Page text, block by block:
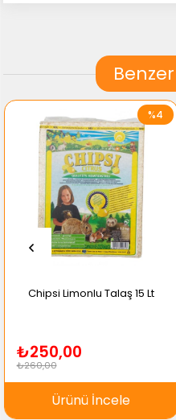
Chipsi Limonlu Talaş 15 Lt
₺250,00
₺260,00
Ürünü İncele
%4